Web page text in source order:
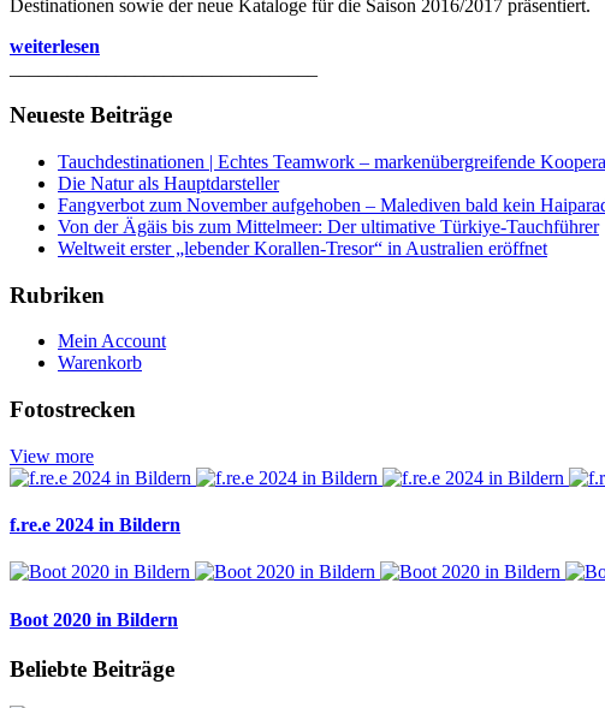
Destinationen sowie der neue Kataloge für die Saison 2016/2017 präsentiert.
weiterlesen
Neueste Beiträge
Tauchdestinationen | Echtes Teamwork – markenübergreifende
Die Natur als Hauptdarsteller
Fangverbot zum November aufgehoben – Malediven bald kein
Von der Ägäis bis zum Mittelmeer: Der ultimative Türkiye-Tauchführer
Weltweit erster „lebender Korallen-Tresor“ in Australien eröffnet
Rubriken
Mein Account
Warenkorb
Fotostrecken
View more
f.re.e 2024 in Bildern
Boot 2020 in Bildern
Beliebte Beiträge